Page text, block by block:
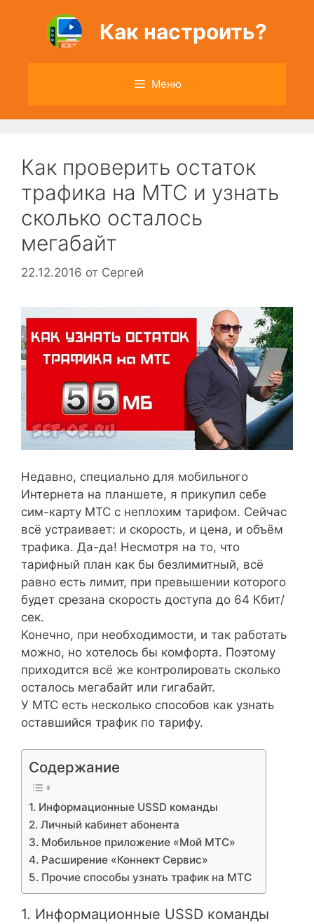
содержимому
Как настроить?
Меню
Как проверить остаток
трафика на МТС и узнать
сколько осталось
мегабайт
22.12.2016 от Сергей
Недавно, специально для мобильного
Интернета на планшете, я прикупил себе
сим-карту МТС с неплохим тарифом. Сейчас
всё устраивает: и скорость, и цена, и объём
трафика. Да-да! Несмотря на то, что
тарифный план как бы безлимитный, всё
равно есть лимит, при превышении которого
будет срезана скорость доступа до 64 Кбит/
сек.
Конечно, при необходимости, и так работать
можно, но хотелось бы комфорта. Поэтому
приходится всё же контролировать сколько
осталось мегабайт или гигабайт.
У МТС есть несколько способов как узнать
оставшийся трафик по тарифу.
Содержание
1. Информационные USSD команды
2. Личный кабинет абонента
3. Мобильное приложение «Мой МТС»
4. Расширение «Коннект Сервис»
5. Прочие способы узнать трафик на МТС
1. Информационные USSD команды